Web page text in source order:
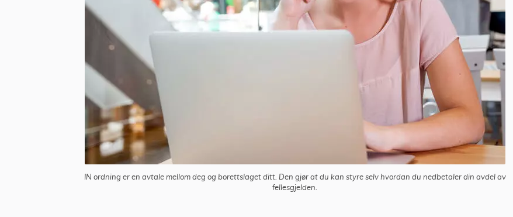
IN ordning er en avtale mellom deg og borettslaget ditt. Den gjør at du kan styre selv hvordan du nedbetaler din avdel av
fellesgjelden.